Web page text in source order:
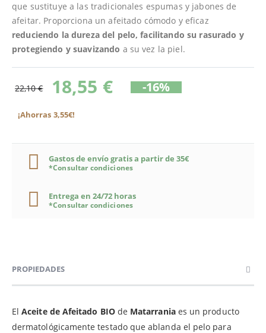
que sustituye a las tradicionales espumas y jabones de
afeitar. Proporciona un afeitado cómodo y eficaz
reduciendo la dureza del pelo, facilitando su rasurado y
protegiendo y suavizando a su vez la piel.
22,10 € 18,55 € -16%
¡Ahorras 3,55€!
Gastos de envío gratis a partir de 35€
*Consultar condiciones
Entrega en 24/72 horas
*Consultar condiciones
PROPIEDADES
El Aceite de Afeitado BIOde Matarraniaes un producto
dermatológicamente testado que ablanda el pelo para